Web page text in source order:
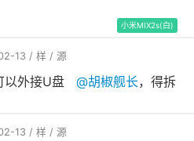
小米MIX2s(白)
13 / 样 / 源
以外接U盘 @胡椒舰长，得拆
13 / 样 / 源